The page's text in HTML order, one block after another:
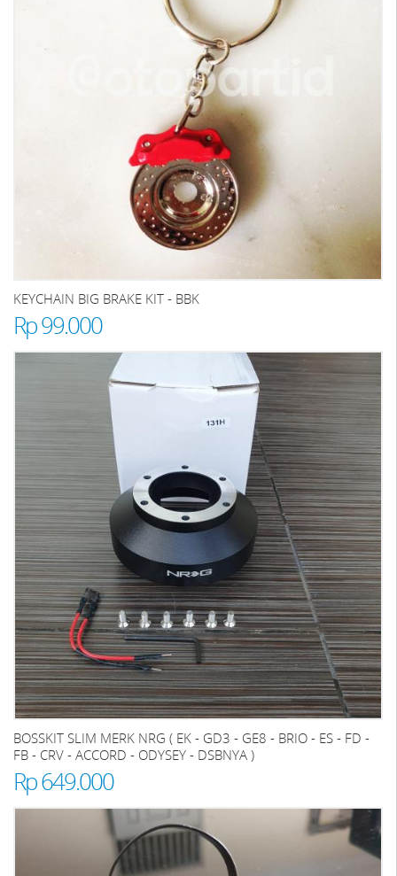
KEYCHAIN BIG BRAKE KIT - BBK
Rp 99.000
BOSSKIT SLIM MERK NRG ( EK - GD3 - GE8 - BRIO - ES - FD -
FB - CRV - ACCORD - ODYSEY - DSBNYA )
Rp 649.000